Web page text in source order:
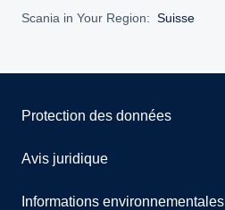
Scania in Your Region: Suisse
Protection des données
Avis juridique
Informations environnementales